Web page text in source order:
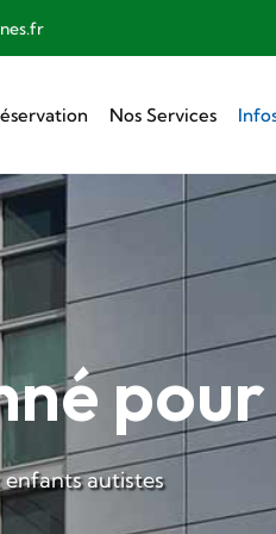
Nos Services
autistes